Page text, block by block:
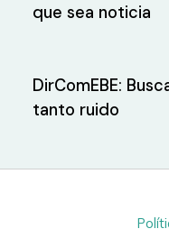
que sea noticia
DirComEBE:
tanto ruido